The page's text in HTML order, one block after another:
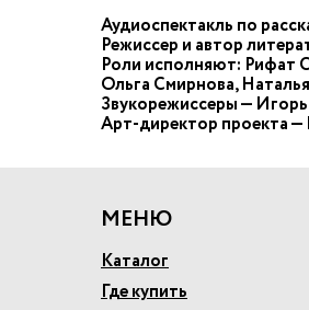
Аудиоспектакль по
Режиссер и автор
Роли исполняют: Рифат
Ольга Смирнова,
Звукорежиссеры —
Арт-директор проекта —
МЕНЮ
Каталог
Где купить